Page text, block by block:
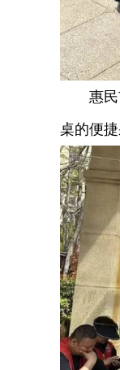
惠民市
桌的便